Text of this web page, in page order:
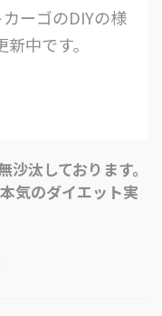
ーゴのDIYの様
新中です。
沙汰しております。
気のダイエット実